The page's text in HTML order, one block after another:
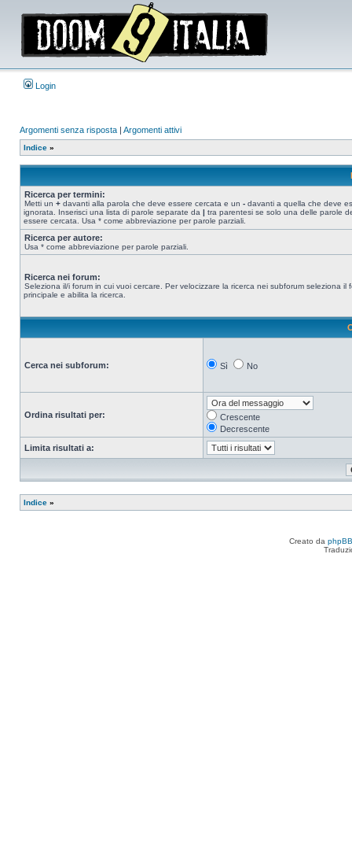
Login
Argomenti senza risposta | Argomenti attivi
Indice »
Ricerca per termini:
Metti un + davanti alla parola che deve essere cercata e un - davanti a quella che deve
ignorata. Inserisci una lista di parole separate da | tra parentesi se solo una delle parole
essere cercata. Usa * come abbreviazione per parole parziali.
Ricerca per autore:
Usa * come abbreviazione per parole parziali.
Ricerca nei forum:
Seleziona il/i forum in cui vuoi cercare. Per velocizzare la ricerca nei subforum seleziona il
principale e abilita la ricerca.
Cerca nei subforum: Sì No
Ordina risultati per:
Crescente
Decrescente
Limita risultati a:
Indice »
Creato da phpBB